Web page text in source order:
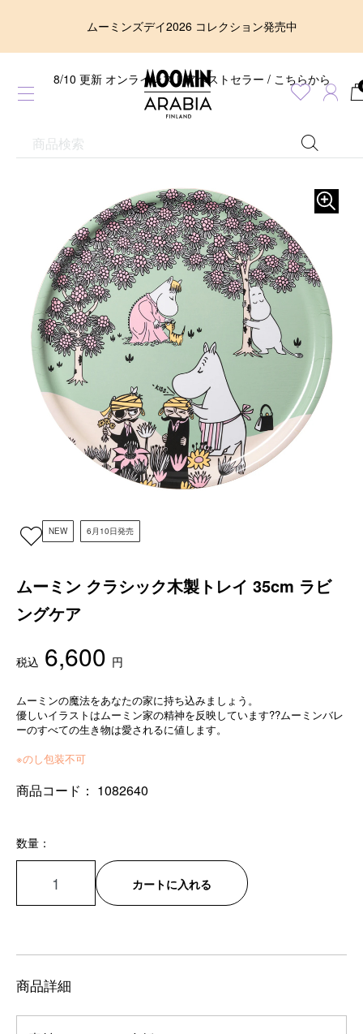
ムーミンズデイ2026 コレクション発売中
8/10 更新 オンラインストアベストセラー / こちらから
NEW 6月10日発売
ムーミン クラシック木製トレイ 35cm ラビ
ングケア
税込 6,600 円
ムーミンの魔法をあなたの家に持ち込みましょう。
優しいイラストはムーミン家の精神を反映しています??ムーミンバレ
ーのすべての生き物は愛されるに値します。
※のし包装不可
商品コード： 1082640
数量：
カートに入れる
商品詳細